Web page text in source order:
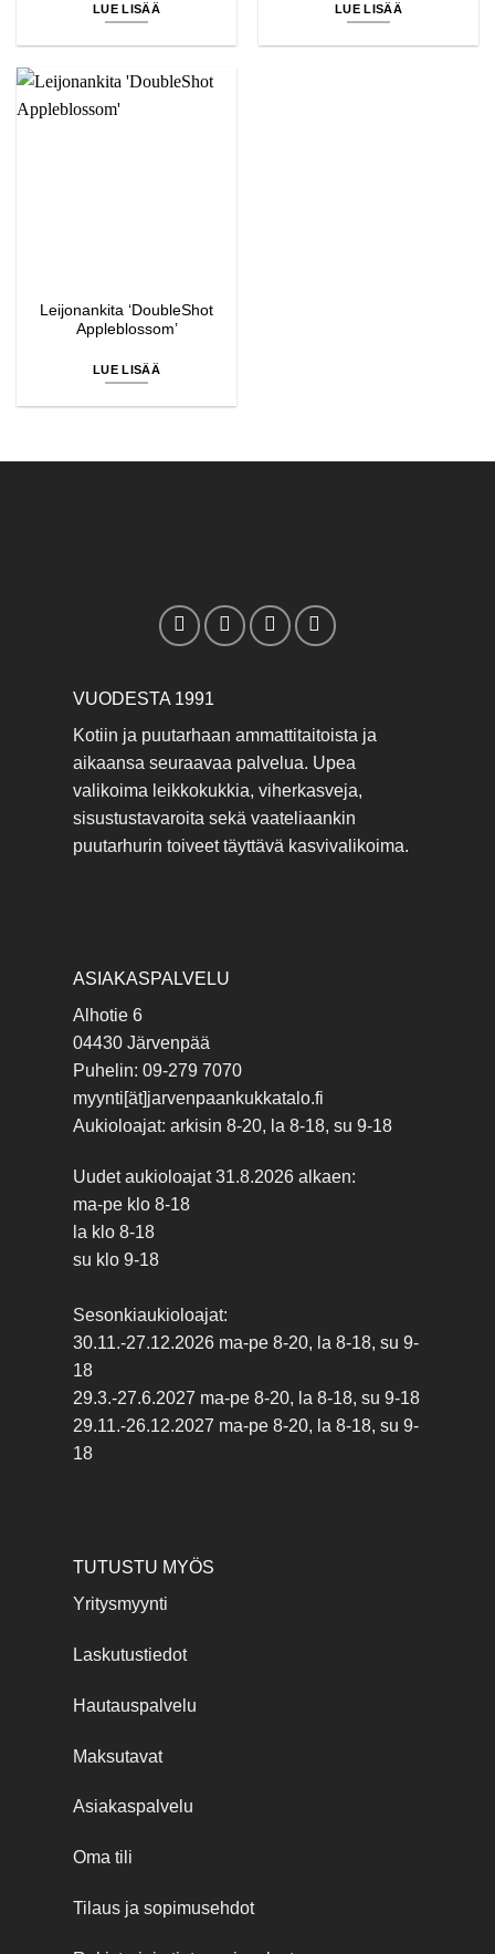
LUE LISÄÄ LUE LISÄÄ
Leijonankita ‘DoubleShot
Appleblossom’
LUE LISÄÄ
VUODESTA 1991
Kotiin ja puutarhaan ammattitaitoista ja
aikaansa seuraavaa palvelua. Upea
valikoima leikkokukkia, viherkasveja,
sisustustavaroita sekä vaateliaankin
puutarhurin toiveet täyttävä kasvivalikoima.
ASIAKASPALVELU
Alhotie 6
04430 Järvenpää
Puhelin: 09-279 7070
myynti[ät]jarvenpaankukkatalo.fi
Aukioloajat: arkisin 8-20, la 8-18, su 9-18
Uudet aukioloajat 31.8.2026 alkaen:
ma-pe klo 8-18
la klo 8-18
su klo 9-18
Sesonkiaukioloajat:
30.11.-27.12.2026 ma-pe 8-20, la 8-18, su 9-
18
29.3.-27.6.2027 ma-pe 8-20, la 8-18, su 9-18
29.11.-26.12.2027 ma-pe 8-20, la 8-18, su 9-
18
TUTUSTU MYÖS
Yritysmyynti
Laskutustiedot
Hautauspalvelu
Maksutavat
Asiakaspalvelu
Oma tili
Tilaus ja sopimusehdot